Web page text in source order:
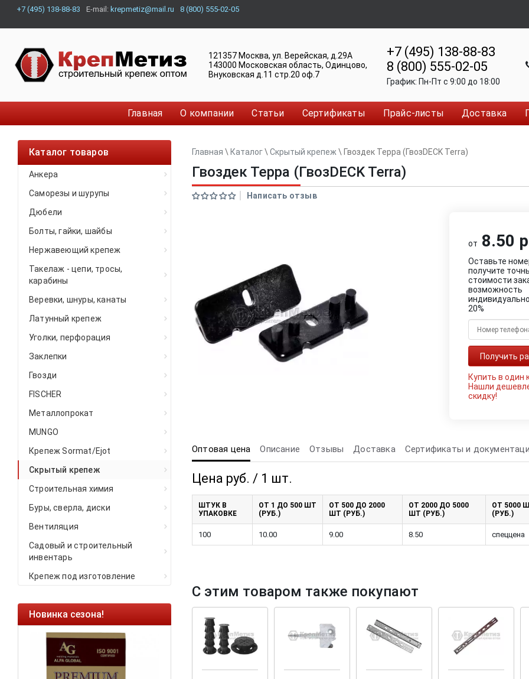
+7 (495) 138-88-83 E-mail: krepmetiz@mail.ru 8 (800) 555-02-05
121357 Москва, ул. Верейская, д.29А
143000 Московская область, Одинцово,
Внуковская д.11 стр.20 оф.7
+7 (495) 138-88-83
8 (800) 555-02-05
График: Пн-Пт c 9:00 до 18:00
Главная О компании Статьи Сертификаты Прайс-листы Доставка
Каталог товаров
Анкера
Саморезы и шурупы
Дюбели
Болты, гайки, шайбы
Нержавеющий крепеж
Такелаж - цепи, тросы,
карабины
Веревки, шнуры, канаты
Латунный крепеж
Уголки, перфорация
Заклепки
Гвозди
FISCHER
Металлопрокат
MUNGO
Крепеж Sormat/Ejot
Скрытый крепеж
Строительная химия
Буры, сверла, диски
Вентиляция
Садовый и строительный
инвентарь
Крепеж под изготовление
Новинка сезона! Ликвидация остатков!
Саморезы кровельные HKR-R
HARPOON EURO
Крепление террас и фасадов
Главная \ Каталог\ Скрытый крепеж \ Гвоздек Терра (ГвозDECK Terra)
Гвоздек Терра (ГвозDECK Terra)
Написать отзыв
от 8.50
Оставьте
получите
стоимости
возможность
20%
Купить в один
Нашли
скидку!
Оптовая цена Описание Отзывы Доставка Сертификаты и
Цена руб. / 1 шт.
ШТУК В
УПАКОВКЕ
ОТ 1 ДО 500 ШТ
(РУБ.)
ОТ 500 ДО 2000
ШТ (РУБ.)
ОТ 2000 ДО 5000
ШТ (РУБ.)
ОТ 5000
(РУБ.)
100 10.00 9.00 8.50 спеццена
С этим товаром также покупают